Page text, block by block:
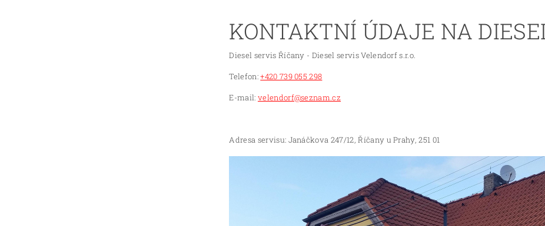
KONTAKTNÍ ÚDAJE NA
Diesel servis Říčany - Diesel servis Velendorf s.r.o.
Telefon:+420 739 055 298
E-mail: velendorf@seznam.cz
Adresa servisu: Janáčkova 247/12, Říčany u Prahy, 251 01